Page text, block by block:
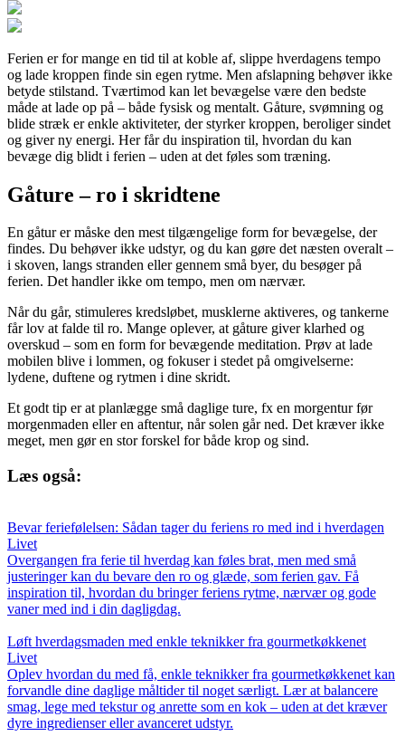
Ferien er for mange en tid til at koble af, slippe hverdagens tempo
og lade kroppen finde sin egen rytme. Men afslapning behøver ikke
betyde stilstand. Tværtimod kan let bevægelse være den bedste
måde at lade op på – både fysisk og mentalt. Gåture, svømning og
blide stræk er enkle aktiviteter, der styrker kroppen, beroliger sindet
og giver ny energi. Her får du inspiration til, hvordan du kan
bevæge dig blidt i ferien – uden at det føles som træning.
Gåture – ro i skridtene
En gåtur er måske den mest tilgængelige form for bevægelse, der
findes. Du behøver ikke udstyr, og du kan gøre det næsten overalt –
i skoven, langs stranden eller gennem små byer, du besøger på
ferien. Det handler ikke om tempo, men om nærvær.
Når du går, stimuleres kredsløbet, musklerne aktiveres, og tankerne
får lov at falde til ro. Mange oplever, at gåture giver klarhed og
overskud – som en form for bevægende meditation. Prøv at lade
mobilen blive i lommen, og fokuser i stedet på omgivelserne:
lydene, duftene og rytmen i dine skridt.
Et godt tip er at planlægge små daglige ture, fx en morgentur før
morgenmaden eller en aftentur, når solen går ned. Det kræver ikke
meget, men gør en stor forskel for både krop og sind.
Læs også:
Bevar feriefølelsen: Sådan tager du feriens ro med ind i hverdagen
Livet
Overgangen fra ferie til hverdag kan føles brat, men med små
justeringer kan du bevare den ro og glæde, som ferien gav. Få
inspiration til, hvordan du bringer feriens rytme, nærvær og gode
vaner med ind i din dagligdag.
Løft hverdagsmaden med enkle teknikker fra gourmetkøkkenet
Livet
Oplev hvordan du med få, enkle teknikker fra gourmetkøkkenet kan
forvandle dine daglige måltider til noget særligt. Lær at balancere
smag, lege med tekstur og anrette som en kok – uden at det kræver
dyre ingredienser eller avanceret udstyr.